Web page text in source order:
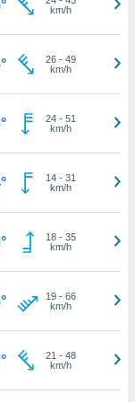
km/h
26- 49
km/h
24- 51
km/h
14- 31
km/h
18- 35
km/h
19- 66
km/h
21 - 48
km/h